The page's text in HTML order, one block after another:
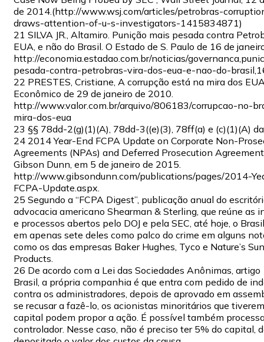
de 2014.(http://www.wsj.com/articles/petrobras-
draws-attention-of-u-s-investigators-1415834871)
21 SILVA JR., Altamiro. Punição mais pesada contra
EUA, e não do Brasil. O Estado de S. Paulo de 16 de
http://economia.estadao.com.br/noticias/
pesada-contra-petrobras-vira-dos-eua-e-nao-do-
22 PRESTES, Cristiane, A corrupção está na mira dos
Econômico de 29 de janeiro de 2010.
http://www.valor.com.br/arquivo/806183/corrupcao-no-
mira-dos-eua
23 §§ 78dd-2(g)(1)(A), 78dd-3((e)(3), 78ff(a) e (c)(1)(A)
24 2014 Year-End FCPA Update on Corporate Non-
Agreements (NPAs) and Deferred Prosecution
Gibson Dunn, em 5 de janeiro de 2015.
http://www.gibsondunn.com/publications/pages/2014-
FCPA-Update.aspx.
25 Segundo a “FCPA Digest”, publicação anual do
advocacia americano Shearman & Sterling, que reúne as
e processos abertos pelo DOJ e pela SEC, até hoje, o
em apenas sete deles como palco do crime em alguns
como os das empresas Baker Hughes, Tyco e Nature’s
Products.
26 De acordo com a Lei das Sociedades Anônimas, artigo
Brasil, a própria companhia é que entra com pedido de
contra os administradores, depois de aprovado em
se recusar a fazê-lo, os acionistas minoritários que
capital podem propor a ação. É possível também
controlador. Nesse caso, não é preciso ter 5% do capital,